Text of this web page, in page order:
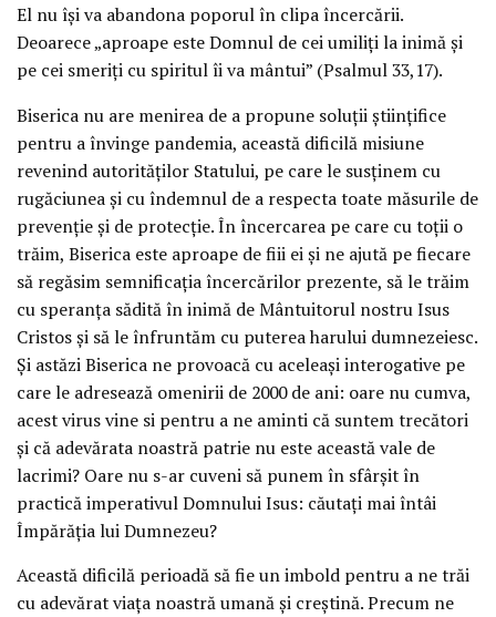
El nu își va abandona poporul în clipa încercării.
Deoarece „aproape este Domnul de cei umiliți la inimă și
pe cei smeriți cu spiritul îi va mântui” (Psalmul 33,17).
Biserica nu are menirea de a propune soluții științifice
pentru a învinge pandemia, această dificilă misiune
revenind autorităților Statului, pe care le susținem cu
rugăciunea și cu îndemnul de a respecta toate măsurile de
prevenție și de protecție. În încercarea pe care cu toții o
trăim, Biserica este aproape de fiii ei și ne ajută pe fiecare
să regăsim semnificația încercărilor prezente, să le trăim
cu speranța sădită în inimă de Mântuitorul nostru Isus
Cristos și să le înfruntăm cu puterea harului dumnezeiesc.
Și astăzi Biserica ne provoacă cu aceleași interogative pe
care le adresează omenirii de 2000 de ani: oare nu cumva,
acest virus vine si pentru a ne aminti că suntem trecători
și că adevărata noastră patrie nu este această vale de
lacrimi? Oare nu s-ar cuveni să punem în sfârșit în
practică imperativul Domnului Isus: căutați mai întâi
Împărăția lui Dumnezeu?
Această dificilă perioadă să fie un imbold pentru a ne trăi
cu adevărat viața noastră umană și creștină. Precum ne